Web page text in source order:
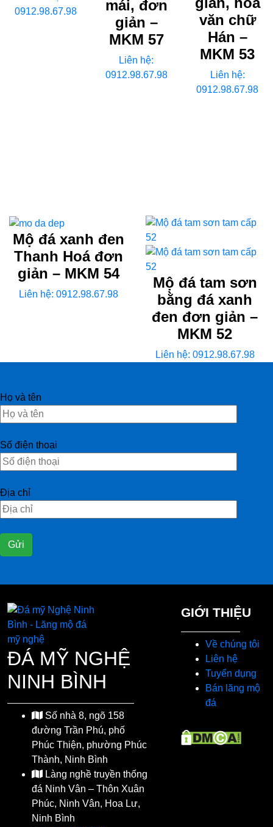
0912.98.67.98
mái, đơn
giản –
MKM 57
Liên hệ:
0912.98.67.98
văn chữ
Hán –
MKM 53
Liên hệ:
0912.98.67.98
Mộ đá xanh đen
Thanh Hoá đơn
giản – MKM 54
Liên hệ: 0912.98.67.98
Mộ đá tam sơn
bằng đá xanh
đen đơn giản –
MKM 52
Liên hệ: 0912.98.67.98
Họ và tên
Số điện thoại
Địa chỉ
ĐÁ MỸ NGHỆ
NINH BÌNH
Số nhà 8, ngõ 158
đường Trần Phú, phố
Phúc Thiện, phường Phúc
Thành, Ninh Bình
Làng nghề truyền thống
đá Ninh Vân – Thôn Xuân
Phúc, Ninh Vân, Hoa Lư,
Ninh Bình
GIỚI THIỆU
Về chúng tôi
Liên hệ
Tuyển dụng
Bán lăng mộ
đá